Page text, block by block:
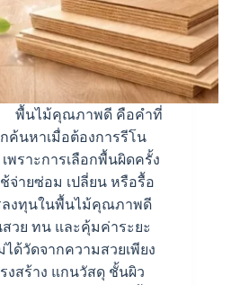
พื้นไม้คุณภาพดี คือคำที่
ค้นหาเมื่อต้องการรีโน
พราะการเลือกพื้นผิดครั้ง
จ่ายซ่อม เปลี่ยน หรือรื้อ
ลงทุนในพื้นไม้คุณภาพดี
วย ทน และคุ้มค่าระยะ
ด้วัดจากความสวยเพียง
งสร้าง แกนวัสดุ ชั้นผิว